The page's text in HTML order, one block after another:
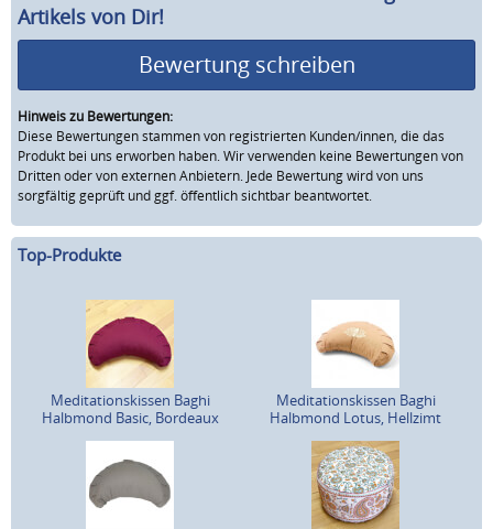
Artikels von Dir!
Bewertung schreiben
Hinweis zu Bewertungen:
Diese Bewertungen stammen von registrierten Kunden/innen, die das
Produkt bei uns erworben haben. Wir verwenden keine Bewertungen von
Dritten oder von externen Anbietern. Jede Bewertung wird von uns
sorgfältig geprüft und ggf. öffentlich sichtbar beantwortet.
Top-Produkte
Meditationskissen Baghi
Halbmond Basic, Bordeaux
Meditationskissen Baghi
Halbmond Lotus, Hellzimt